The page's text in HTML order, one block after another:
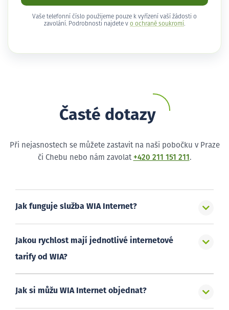
Vaše telefonní číslo použijeme pouze k vyřízení vaší žádosti o
zavolání. Podrobnosti najdete v o ochraně soukromí .
Časté dotazy
Při nejasnostech se můžete zastavit na naši pobočku v Praze
či Chebu nebo nám zavolat +420 211 151 211 .
Jak funguje služba WIA Internet?
Jakou rychlost mají jednotlivé internetové
tarify od WIA?
Jak si můžu WIA Internet objednat?